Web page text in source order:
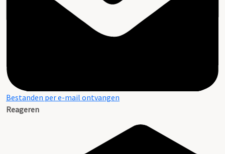
Bestanden per e-mail ontvangen
Reageren